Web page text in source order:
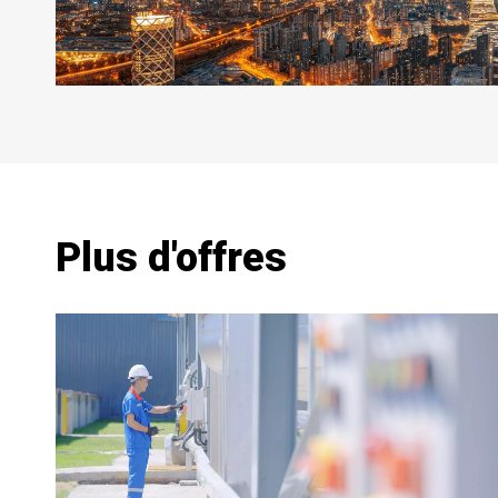
Plus d'offres